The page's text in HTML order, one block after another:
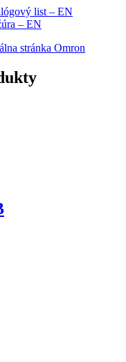
list – EN
– EN
stránka Omron